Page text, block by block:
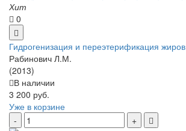
Хит
0
Гидрогенизация и переэтерификация жиров
Рабинович Л.М.
(2013)
В наличии
3 200 руб.
Уже в корзине